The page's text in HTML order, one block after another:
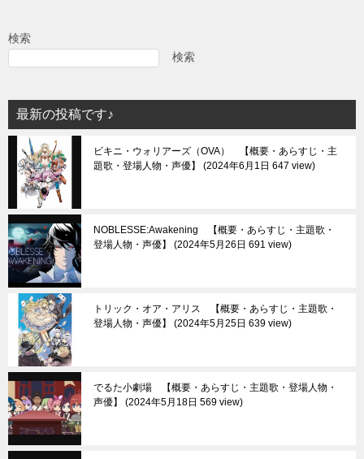
ビ
シ
ョ
ン
検索
検索
最新の投稿です♪
ビキニ・ウォリアーズ（OVA） 【概要・あらすじ・主
題歌・登場人物・声優】
2024年6月1日 647 view
NOBLESSE:Awakening 【概要・あらすじ・主題歌・
登場人物・声優】
2024年5月26日 691 view
トリック・オア・アリス 【概要・あらすじ・主題歌・
登場人物・声優】
2024年5月25日 639 view
でるた小劇場 【概要・あらすじ・主題歌・登場人物・
声優】
2024年5月18日 569 view